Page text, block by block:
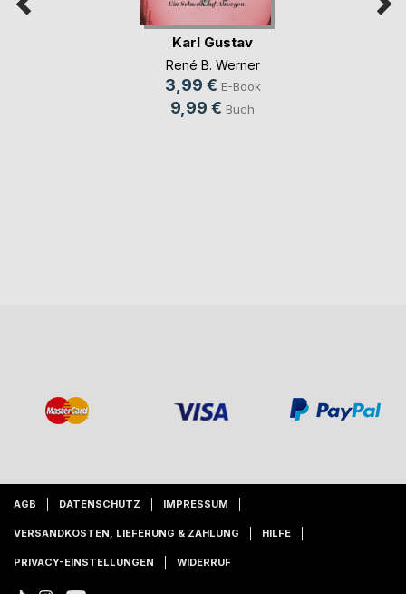
Karl Gustav
René B. Werner
3,99 € E-Book
9,99 € Buch
AGB DATENSCHUTZ IMPRESSUM
VERSANDKOSTEN, LIEFERUNG & ZAHLUNG HILFE
PRIVACY-EINSTELLUNGEN WIDERRUF